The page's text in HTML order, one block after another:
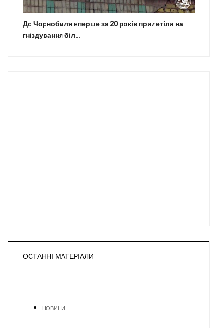
До Чорнобиля вперше за 20 років прилетіли на
гніздування біл...
ОСТАННІ МАТЕРІАЛИ
НОВИНИ